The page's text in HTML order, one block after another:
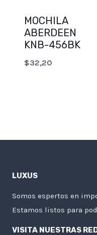
MOCHILA
ABERDEEN
KNB-456BK
$32,20
LUXUS
Somos espertos en
Estamos listos para
VISITA NUESTRAS